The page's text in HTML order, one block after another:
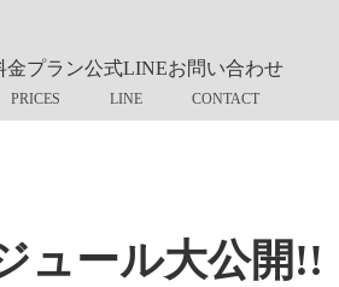
金プラン公式LINEお問い合わせ
ュール大公開!!